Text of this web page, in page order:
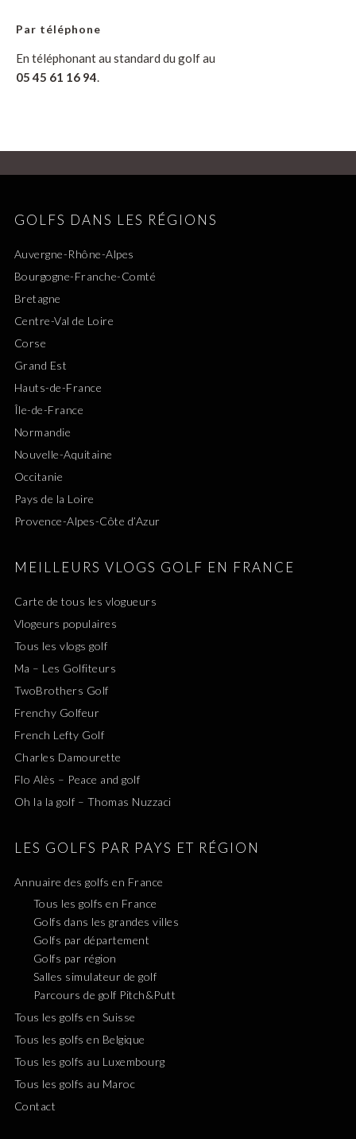
Par téléphone
En téléphonant au standard du golf au
05 45 61 16 94.
GOLFS DANS LES RÉGIONS
Auvergne-Rhône-Alpes
Bourgogne-Franche-Comté
Bretagne
Centre-Val de Loire
Corse
Grand Est
Hauts-de-France
Île-de-France
Normandie
Nouvelle-Aquitaine
Occitanie
Pays de la Loire
Provence-Alpes-Côte d’Azur
MEILLEURS VLOGS GOLF EN FRANCE
Carte de tous les vlogueurs
Vlogeurs populaires
Tous les vlogs golf
Ma – Les Golfiteurs
TwoBrothers Golf
Frenchy Golfeur
French Lefty Golf
Charles Damourette
Flo Alès – Peace and golf
Oh la la golf – Thomas Nuzzaci
LES GOLFS PAR PAYS ET RÉGION
Annuaire des golfs en France
Tous les golfs en France
Golfs dans les grandes villes
Golfs par département
Golfs par région
Salles simulateur de golf
Parcours de golf Pitch&Putt
Tous les golfs en Suisse
Tous les golfs en Belgique
Tous les golfs au Luxembourg
Tous les golfs au Maroc
Contact